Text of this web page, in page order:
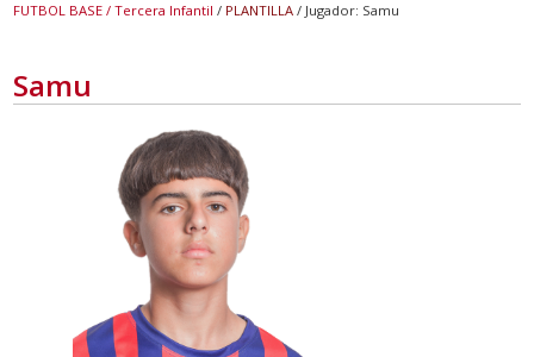
FUTBOL BASE / Tercera Infantil / PLANTILLA / Jugador: Samu
Samu